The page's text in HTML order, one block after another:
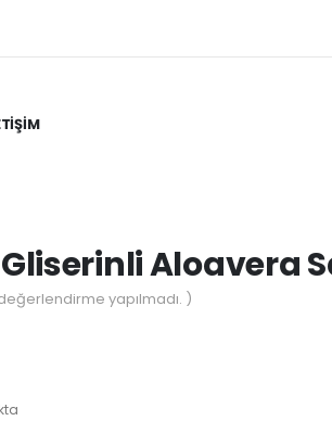
Gliserinli Aloavera
yapılmadı. )